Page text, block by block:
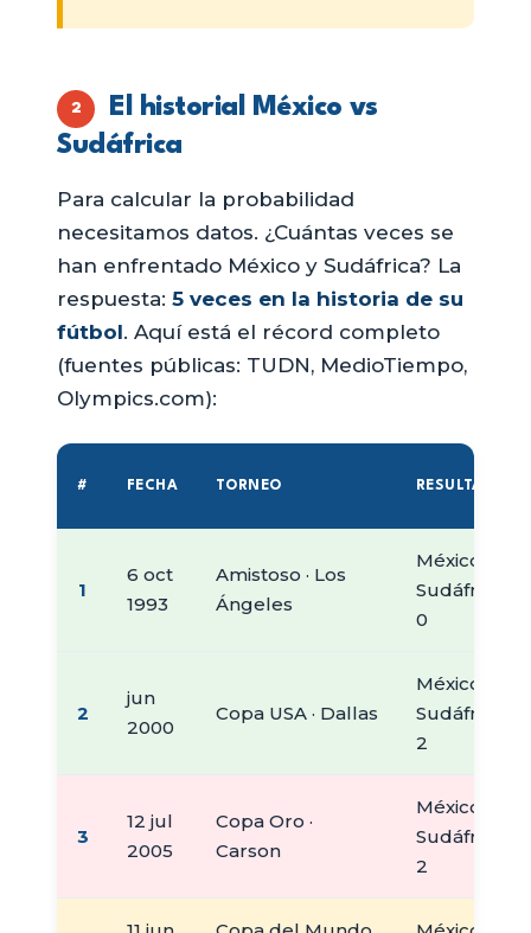
2
El historial México vs
Sudáfrica
Para calcular la probabilidad
necesitamos datos. ¿Cuántas veces se
han enfrentado México y Sudáfrica? La
respuesta: 5 veces en la historia de su
fútbol. Aquí está el récord completo
(fuentes públicas: TUDN, MedioTiempo,
Olympics.com):
# FECHA TORNEO RESULTADO
1
6 oct
1993
Amistoso · Los
Ángeles
México 4 -
Sudáfrica
0
2
jun
2000
Copa USA · Dallas
México 4 -
Sudáfrica
2
3
12 jul
2005
Copa Oro ·
Carson
México 1 -
Sudáfrica
2